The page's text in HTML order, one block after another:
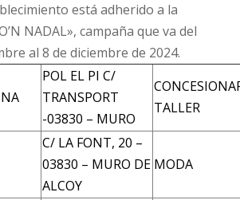
está adherido a la
NADAL», campaña que va del
al 8 de diciembre de 2024.
POL EL PI C/
TRANSPORT
-03830 – MURO
TALLER
C/ LA FONT, 20 –
03830 – MURO DE
ALCOY
MODA